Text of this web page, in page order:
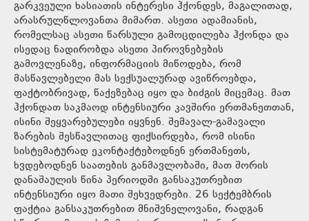
გარკვეული ხასიათის ინტერესი ჰქონდეს, მაგალითად,
არასრულწლოვანთა მიმართ. ასეთი ადამიანის,
რომელსაც ასეთი წარსული გამოცდილება ჰქონდა და
ისედაც ნადირობდა ასეთი პიროვნებების
გამოვლენაზე, ინფორმაციის მიწოდება, რომ
მასწავლებელი მას სექსუალურად ავიწროებდა,
ფაქტობრივად, წაქეზებაც იყო და ბიძგის მიცემაც. მათ
ჰქონდათ საკმაოდ ინტენსიური კავშირი ერთმანეთთან,
ისინი შეყვარებულები იყვნენ. შემავალ-გამავალი
ზარების შესწავლითაც ფიქსირდება, რომ ისინი
სისტემატურად ეკონტაქტებოდნენ ერთმანეთს,
ხვდებოდნენ საათების განმავლობაში, მათ შორის
დანაშაულის წინა პერიოდში განსაკუთრებით
ინტენსიური იყო მათი შეხვედრები. 26 სექტემბრის
ფაქტია განსაკუთრებით მნიშვნელოვანი, რადგან